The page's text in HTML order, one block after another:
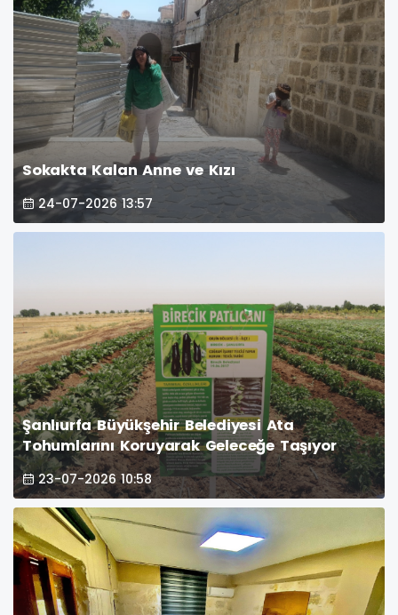
Sokakta Kalan Anne ve Kızı
24-07-2026 13:57
Şanlıurfa Büyükşehir Belediyesi Ata
Tohumlarını Koruyarak Geleceğe Taşıyor
23-07-2026 10:58